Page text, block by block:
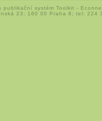
publikační systém Toolkit -
23; 160 00 Praha 6; tel: 224